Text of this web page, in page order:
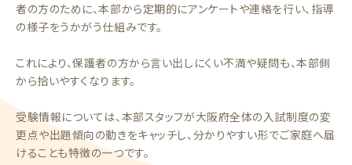
者の方のために、本部から定期的にアンケートや連絡を行い、指導
の様子をうかがう仕組みです。
これにより、保護者の方から言い出しにくい不満や疑問も、本部側
から拾いやすくなります。
受験情報については、本部スタッフが大阪府全体の入試制度の変
更点や出題傾向の動きをキャッチし、分かりやすい形でご家庭へ届
けることも特徴の一つです。